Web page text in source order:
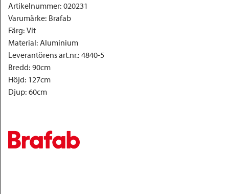
Artikelnummer: 020231
Varumärke: Brafab
Färg: Vit
Material: Aluminium
Leverantörens art.nr.: 4840-5
Bredd: 90cm
Höjd: 127cm
Djup: 60cm